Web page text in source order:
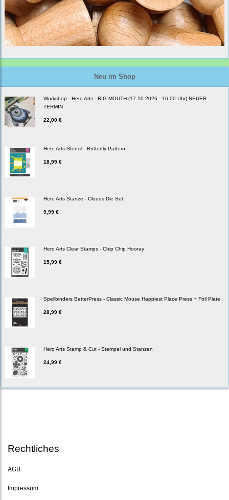
Neu im Shop
Workshop - Hero Arts - BIG MOUTH (17.10.2026 - 16.00 Uhr) NEUER
TERMIN
22,00 €
Hero Arts Stencil - Butterfly Pattern
18,99 €
Hero Arts Stanze - Clouds Die Set
9,99 €
Hero Arts Clear Stamps - Chip Chip Hooray
15,99 €
Spellbinders BetterPress - Classic Mouse Happiest Place Press + Foil Plate
28,99 €
Hero Arts Stamp & Cut - Stempel und Stanzen
24,99 €
Rechtliches
AGB
Impressum